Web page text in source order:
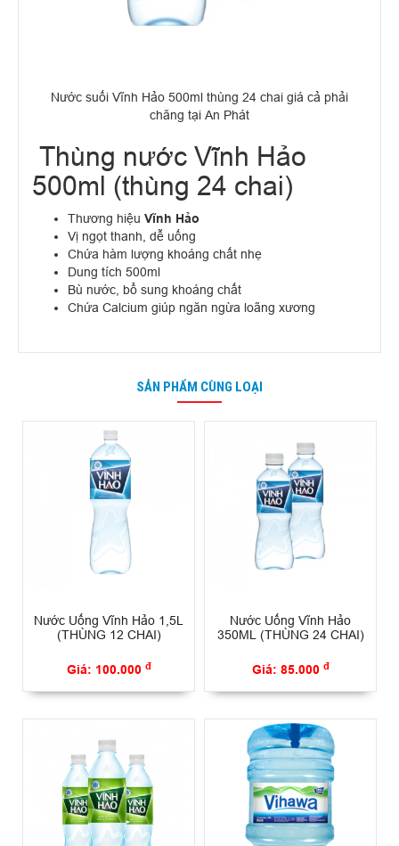
Nước suối Vĩnh Hảo 500ml thùng 24 chai giá cả phải
chăng tại An Phát
Thùng nước Vĩnh Hảo
500ml (thùng 24 chai)
Thương hiệu Vĩnh Hảo
Vị ngọt thanh, dễ uống
Chứa hàm lượng khoáng chất nhẹ
Dung tích 500ml
Bù nước, bổ sung khoáng chất
Chứa Calcium giúp ngăn ngừa loãng xương
SẢN PHẨM CÙNG LOẠI
Nước Uống Vĩnh Hảo 1,5L
(THÙNG 12 CHAI)
Giá: 100.000 đ
Nước Uống Vĩnh Hảo
350ML (THÙNG 24 CHAI)
Giá: 85.000 đ